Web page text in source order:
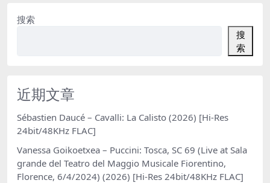
搜索
搜
索
近期文章
Sébastien Daucé – Cavalli: La Calisto (2026) [Hi-Res
24bit/48KHz FLAC]
Vanessa Goikoetxea – Puccini: Tosca, SC 69 (Live at Sala
grande del Teatro del Maggio Musicale Fiorentino,
Florence, 6/4/2024) (2026) [Hi-Res 24bit/48KHz FLAC]